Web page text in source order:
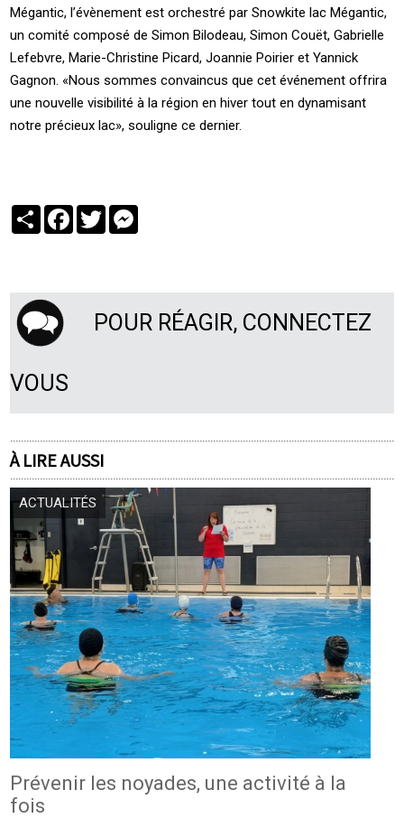
Mégantic, l’évènement est orchestré par Snowkite lac Mégantic,
un comité composé de Simon Bilodeau, Simon Couët, Gabrielle
Lefebvre, Marie-Christine Picard, Joannie Poirier et Yannick
Gagnon. «Nous sommes convaincus que cet événement offrira
une nouvelle visibilité à la région en hiver tout en dynamisant
notre précieux lac», souligne ce dernier.
PartagerFacebook
Twitter
POUR RÉAGIR, CONNECTEZ
VOUS
À LIRE AUSSI
ACTUALITÉS
Prévenir les noyades, une activité à la
fois